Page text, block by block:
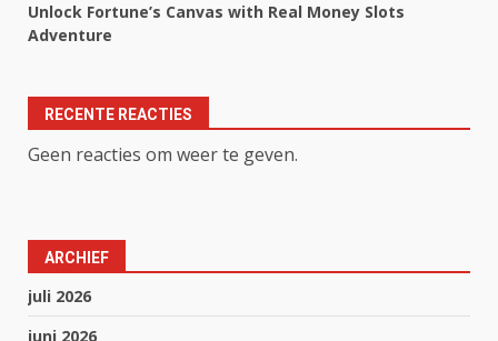
Unlock Fortune’s Canvas with Real Money Slots
Adventure
RECENTE REACTIES
Geen reacties om weer te geven.
ARCHIEF
juli 2026
juni 2026